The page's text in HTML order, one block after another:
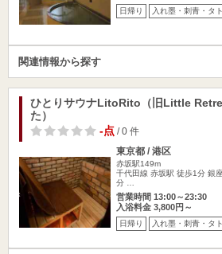
日帰り 入れ墨・刺青・タ
関連情報から探す
ひとりサウナLitoRito（旧Little
た）
-点 / 0 件
東京都 / 港区
赤坂駅149m
千代田線 赤坂駅 徒歩1分 銀
分 …
営業時間 13:00～23:30
入浴料金 3,800円～
日帰り 入れ墨・刺青・タ